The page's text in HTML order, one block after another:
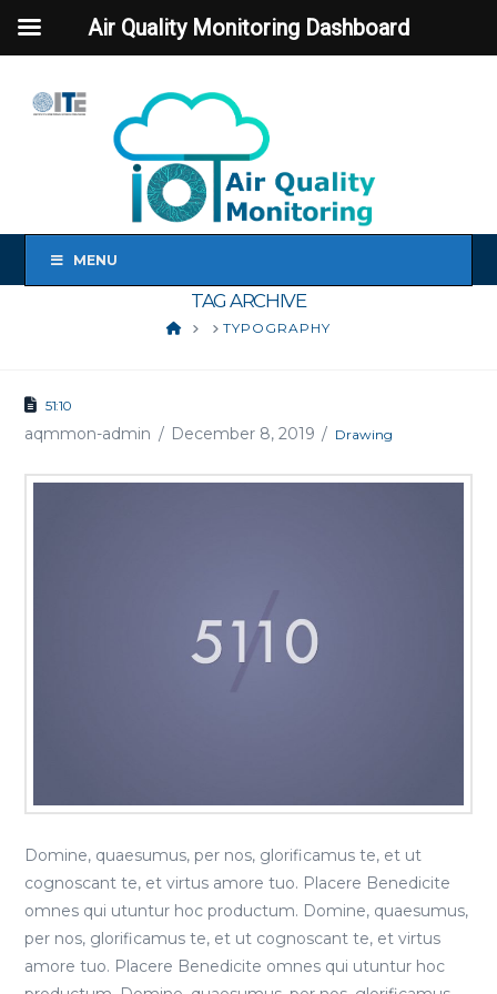
MENU
TAG ARCHIVE
HOMETYPOGRAPHY
51:10
aqmmon-admin December 8, 2019 Drawing
Domine, quaesumus, per nos, glorificamus te, et ut
cognoscant te, et virtus amore tuo. Placere Benedicite
omnes qui utuntur hoc productum. Domine, quaesumus,
per nos, glorificamus te, et ut cognoscant te, et virtus
amore tuo. Placere Benedicite omnes qui utuntur hoc
Air Quality Monitoring Dashboard